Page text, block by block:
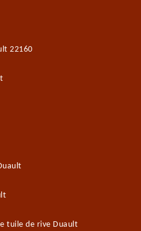
22160
tuile de rive Duault